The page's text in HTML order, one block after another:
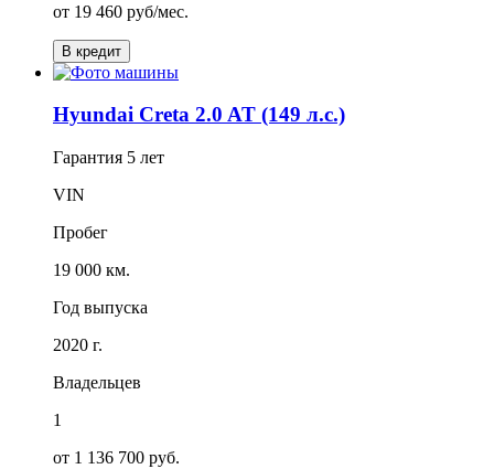
от 19 460 руб/мес.
В кредит
Hyundai Creta 2.0 AT (149 л.с.)
Гарантия 5 лет
VIN
Пробег
19 000 км.
Год выпуска
2020 г.
Владельцев
1
от 1 136 700 руб.